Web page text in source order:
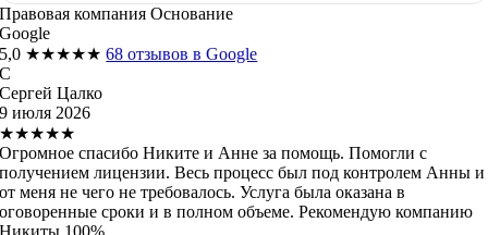
Правовая компания Основание
Google
5,0 ★★★★★68 отзывов в Google
С
Сергей Цалко
9 июля 2026
★★★★★
Огромное спасибо Никите и Анне за помощь. Помогли с
получением лицензии. Весь процесс был под контролем Анны и
от меня не чего не требовалось. Услуга была оказана в
оговоренные сроки и в полном объеме. Рекомендую компанию
Никиты 100%